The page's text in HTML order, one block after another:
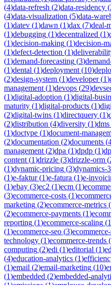
(4)data-refresh (2)data-residency (
(4)data-visualization (5)data-
(1)datev (1)dawn (1)dax (7)deal-
(1)debugging (1)decentralized (1)
(1)decision-making (1)decision-
(1)defect-detection (1)
(1)demand-forecasting (3)
(1)dental (1)deployment (10)
(2)design-system (1)developer(1)
management (1)devops (29)
(1)digital-adoption (1)digital-
maturity (1)digital-products (1)
(2)digital-twins (1)directquery (1)
(2)distribution (4)diversity (1)dms
(1)doctype (1)document-
(2)documentation (2)documents (
management (2)dpa (1)dpdp (1)
content (1)drizzle (3)drizzle-orm (
(1)dynamic-pricing (3)dynamics-
(1)e-faktur(1)e-fatura (1)e-
(1)ebay (3)ec2 (1)ecm (1)
(3)ecommerce-costs (1)
marketing (2)ecommerce-metrics (
(2)ecommerce-payments (1)
reporting (1)ecommerce-scaling (1
(1)ecommerce-seo (3)
technology (1)ecommerce-trends (
computing (2)edi (1)editorial (1)
(4)education-analytics (1)
(1)email (2)email-marketing (10)
(1)embedded (2)embedded-